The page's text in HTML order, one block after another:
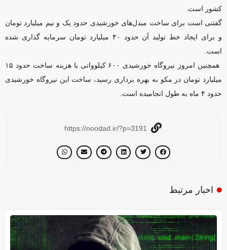
کشور است.
گفتنی است برای ساخت مبدل‌های خورشیدی حدود یک و نیم میلیارد تومان
و برای ایجاد خط تولید آن حدود ۴۰ میلیارد تومان سرمایه گذاری شده
است.
همچنین امروز نیروگاه خورشیدی ۶۰۰ کیلوواتی با هزینه ساخت حدود ۱۵
میلیارد تومان در مکو به بهره برداری رسید، ساخت این نیروگاه خورشیدی
حدود ۴ ماه به طول انجامیده است.
https://noodad.ir/?p=3191
اخبار مرتبط